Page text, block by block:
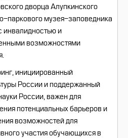
дворца Алупкинского
паркового музея-заповедника
инвалидностью и
возможностями
инициированный
России и поддержанный
России, важен для
потенциальных барьеров и
возможностей для
участия обучающихся в